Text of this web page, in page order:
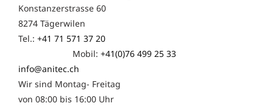
Konstanzerstrasse 60
8274 Tägerwilen
Tel.: +41 71 571 37 20
Mobil: +41(0)76 499 25 33
info@anitec.ch
Wir sind Montag- Freitag
von 08:00 bis 16:00 Uhr